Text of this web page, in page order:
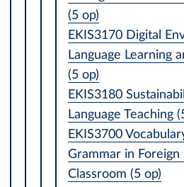
(5 op)
EKIS3170 Digital
Language Learning
(5 op)
EKIS3180
Language Teaching
EKIS3700
Grammar in Foreign
Classroom (5 op)